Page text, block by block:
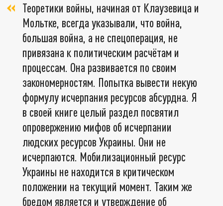
Теоретики войны, начиная от Клаузевица и
Мольтке, всегда указывали, что война,
большая война, а не спецоперация, не
привязана к политическим расчётам и
процессам. Она развивается по своим
закономерностям. Попытка вывести некую
формулу исчерпания ресурсов абсурдна. Я
в своей книге целый раздел посвятил
опровержению мифов об исчерпании
людских ресурсов Украины. Они не
исчерпаются. Мобилизационный ресурс
Украины не находится в критическом
положении на текущий момент. Таким же
бредом является и утверждение об